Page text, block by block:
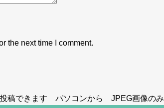
the next time I comment.
稿できます パソコンから JPEG画像のみ